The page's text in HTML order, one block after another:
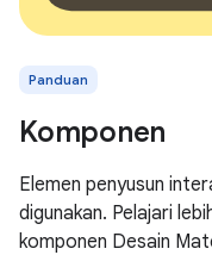
Panduan
Komponen
Elemen penyusun
digunakan. Pelajari
komponen Desain